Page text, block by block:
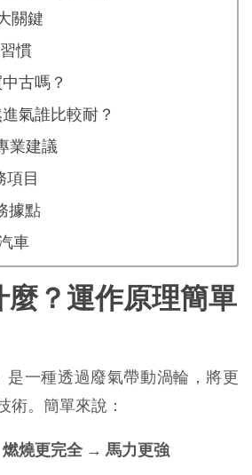
關鍵
慣
古嗎？
氣誰比較耐？
業建議
項目
據點
車
麼？運作原理簡單
是一種透過廢氣帶動渦輪，將更
術。簡單來說：
燒更完全 → 馬力更強